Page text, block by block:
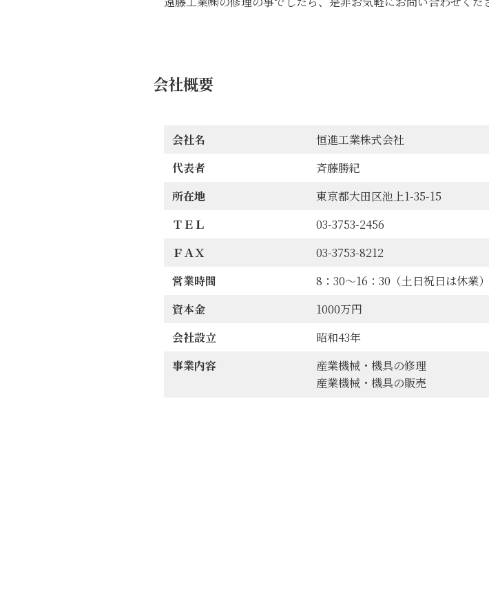
会社概要
会社名
恒進工業株式会社
代表者
斉藤勝紀
所在地
東京都大田区池上1-35-15
ＴＥＬ
03-3753-2456
ＦＡＸ
03-3753-8212
営業時間
8：30～16：30（土日祝日は休業）
資本金
1000万円
会社設立
昭和43年
事業内容
産業機械・機具の修理
産業機械・機具の販売